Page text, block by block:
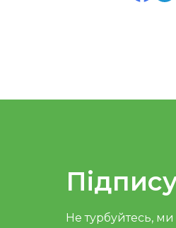
Не турбуйтесь,